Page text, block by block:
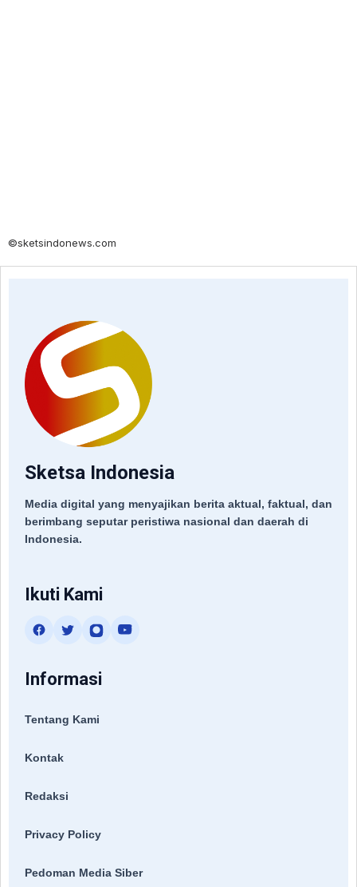
©sketsindonews.com
Sketsa Indonesia
Media digital yang menyajikan berita aktual, faktual, dan
berimbang seputar peristiwa nasional dan daerah di
Indonesia.
Ikuti Kami
Informasi
Tentang Kami
Kontak
Redaksi
Privacy Policy
Pedoman Media Siber